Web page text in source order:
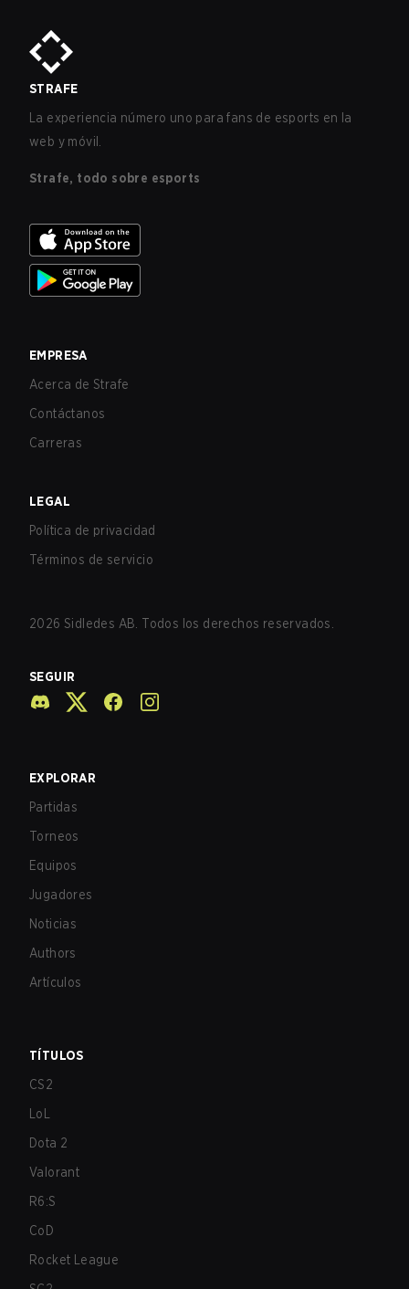
STRAFE
La experiencia número uno para fans de esports en la
web y móvil.
Strafe, todo sobre esports
EMPRESA
Acerca de Strafe
Contáctanos
Carreras
LEGAL
Política de privacidad
Términos de servicio
2026 Sidledes AB. Todos los derechos reservados.
SEGUIR
EXPLORAR
Partidas
Torneos
Equipos
Jugadores
Noticias
Authors
Artículos
TÍTULOS
CS2
LoL
Dota 2
Valorant
R6:S
CoD
Rocket League